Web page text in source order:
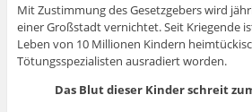
Mit Zustimmung des Gesetzgebers wird
einer Großstadt vernichtet. Seit Kriegende
Leben von 10 Millionen Kindern
Tötungsspezialisten ausradiert worden.
Das Blut dieser Kinder schreit